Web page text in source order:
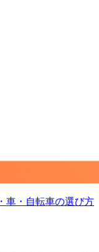
車・自転車の選び方